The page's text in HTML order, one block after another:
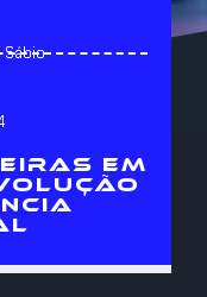
Sábio
EM